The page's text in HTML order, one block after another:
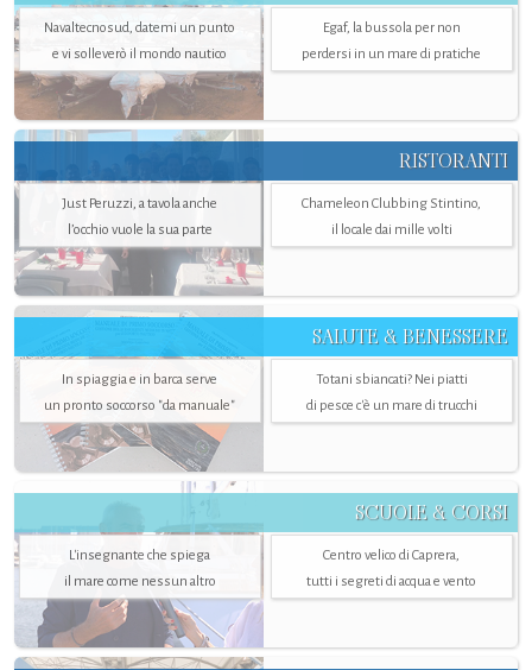
Navaltecnosud, datemi un punto
e vi solleverò il mondo nautico
Egaf, la bussola per non
perdersi in un mare di pratiche
RISTORANTI
Just Peruzzi, a tavola anche
l’occhio vuole la sua parte
Chameleon Clubbing Stintino,
il locale dai mille volti
SALUTE & BENESSERE
In spiaggia e in barca serve
un pronto soccorso "da manuale"
Totani sbiancati? Nei piatti
di pesce c'è un mare di trucchi
SCUOLE & CORSI
L'insegnante che spiega
il mare come nessun altro
Centro velico di Caprera,
tutti i segreti di acqua e vento